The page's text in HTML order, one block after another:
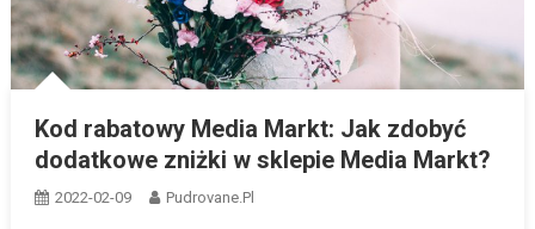
Kod rabatowy Media Markt: Jak zdobyć
dodatkowe zniżki w sklepie Media Markt?
2022-02-09 Pudrovane.pl